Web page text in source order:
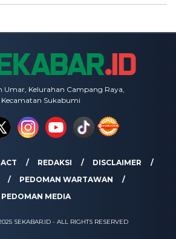
Umar, Kelurahan Campang Raya,
Kecamatan Sukabumi
REDAKSI
DISCLAIMER
PEDOMAN WARTAWAN
PEDOMAN MEDIA
SEKABAR.ID - ALL RIGHTS RESERVED